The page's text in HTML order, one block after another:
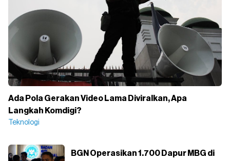
Ada Pola Gerakan Video Lama Diviralkan, Apa
Langkah Komdigi?
Teknologi
BGN Operasikan 1.700 Dapur MBG di